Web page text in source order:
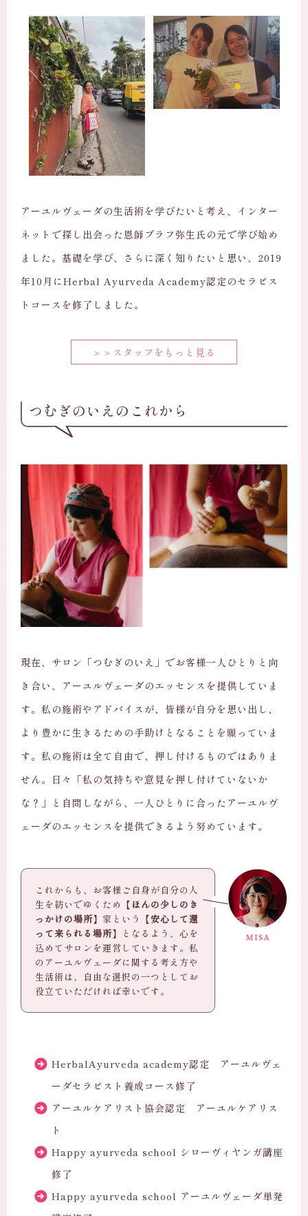
アーユルヴェーダの生活術を学びたいと考え、インター
ネットで探し出会った恩師ブラフ弥生氏の元で学び始め
ました。基礎を学び、さらに深く知りたいと思い、2019
年10月にHerbal Ayurveda Academy認定のセラピス
トコースを修了しました。
＞＞スタッフをもっと見る
つむぎのいえのこれから
現在、サロン「つむぎのいえ」でお客様一人ひとりと向
き合い、アーユルヴェーダのエッセンスを提供していま
す。私の施術やアドバイスが、皆様が自分を思い出し、
より豊かに生きるための手助けとなることを願っていま
す。私の施術は全て自由で、押し付けるものではありま
せん。日々「私の気持ちや意見を押し付けていないか
な？」と自問しながら、一人ひとりに合ったアーユルヴ
ェーダのエッセンスを提供できるよう努めています。
これからも、お客様ご自身が自分の人
生を紡いでゆくため【 ほんの少しのき
っかけの場所】家という【安心して還
って来られる場所】となるよう、心を
込めてサロンを運営していきます。私
のアーユルヴェーダに関する考え方や
生活術は、自由な選択の一つとしてお
役立ていただければ幸いです。
HerbalAyurveda academy認定 アーユルヴェ
ーダセラピスト養成コース修了
アーユルケアリスト協会認定 アーユルケアリス
ト
Happy ayurveda school シローヴィヤンガ講座
修了
Happy ayurveda school アーユルヴェーダ単発